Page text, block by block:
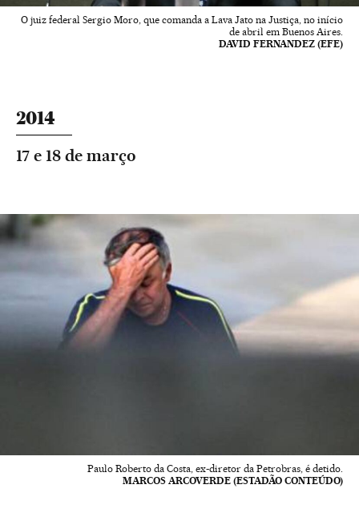
O juiz federal Sergio Moro, que comanda a Lava Jato na Justiça, no início
de abril em Buenos Aires.
DAVID FERNANDEZ (EFE)
2014
17 e 18 de março
Paulo Roberto da Costa, ex-diretor da Petrobras, é detido.
MARCOS ARCOVERDE (ESTADÃO CONTEÚDO)